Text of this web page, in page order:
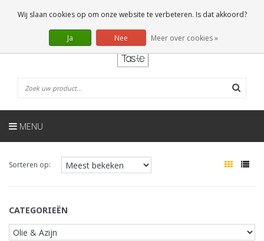
0 Artikelen
NL
MENU
Sorteren op:
CATEGORIEËN
Wij slaan cookies op om onze website te verbeteren. Is dat akkoord?
Ja Nee Meer over cookies »